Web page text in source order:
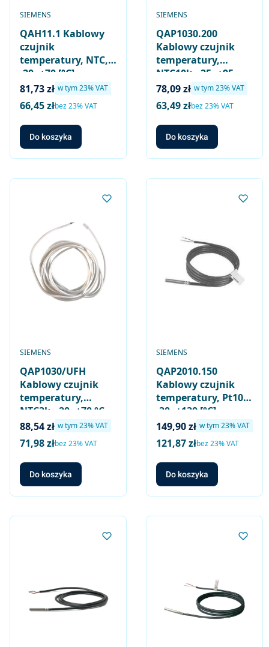
QAH11.1 Kablowy
czujnik
temperatury, NTC,
-20..+70 [°C],
długość kabla 2,5
[m], z końcówkami
do zacisków, do
współpracy z
regulatorami RCC..,
RCU15, RDE20.1,
PRODUCENT
SIEMENS
Cena brutto
81,73 zł w tym %s VAT
w tym23%VAT
Cena netto
66,45 złbez 23% VAT
Do koszyka
QAP1030.200
Kablowy czujnik
temperatury,
NTC10k, -25..+95
[°C], długość kabla 2
[m]
PRODUCENT
SIEMENS
Cena brutto
78,09 zł w tym %s VAT
w tym23%VAT
Cena netto
63,49 złbez 23% VAT
Do koszyka
QAP1030/UFH
Kablowy czujnik
temperatury,
NTC3k, -20..+70 °C,
długość kabla 4 m,
do elektrycznego
ogrzewania
podłogowego
PRODUCENT
SIEMENS
Cena brutto
88,54 zł w tym %s VAT
w tym23%VAT
Cena netto
71,98 złbez 23% VAT
Do koszyka
QAP2010.150
Kablowy czujnik
temperatury, Pt100,
-30..+130 [°C],
długość kabla 1,5
[m]
PRODUCENT
SIEMENS
Cena brutto
149,90 zł w tym %s VAT
w tym23%VAT
Cena netto
121,87 złbez 23% VAT
Do koszyka